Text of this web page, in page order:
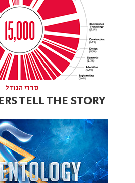
סדרי הגודל
TELL THE STORY